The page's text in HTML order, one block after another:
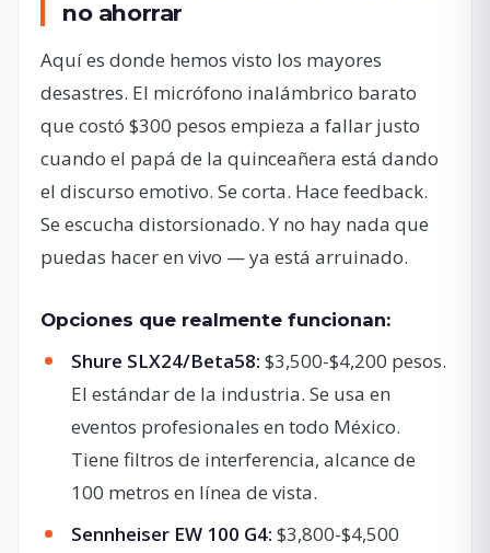
no ahorrar
Aquí es donde hemos visto los mayores
desastres. El micrófono inalámbrico barato
que costó $300 pesos empieza a fallar justo
cuando el papá de la quinceañera está dando
el discurso emotivo. Se corta. Hace feedback.
Se escucha distorsionado. Y no hay nada que
puedas hacer en vivo — ya está arruinado.
Opciones que realmente funcionan:
Shure SLX24/Beta58: $3,500-$4,200 pesos.
El estándar de la industria. Se usa en
eventos profesionales en todo México.
Tiene filtros de interferencia, alcance de
100 metros en línea de vista.
Sennheiser EW 100 G4: $3,800-$4,500